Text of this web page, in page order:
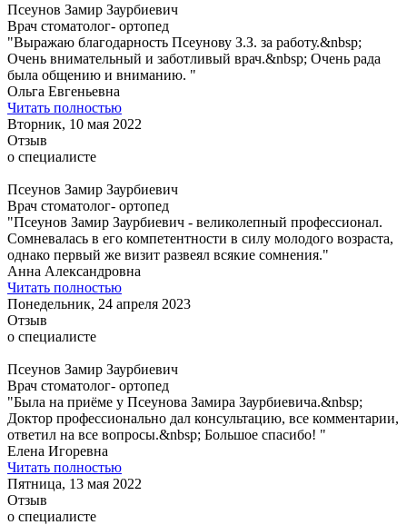
Псеунов Замир Заурбиевич
Врач стоматолог- ортопед
"Выражаю благодарность Псеунову З.З. за работу.&nbsp;
Очень внимательный и заботливый врач.&nbsp; Очень рада
была общению и вниманию. "
Ольга Евгеньевна
Читать полностью
Вторник, 10 мая 2022
Отзыв
о специалисте
Псеунов Замир Заурбиевич
Врач стоматолог- ортопед
"Псеунов Замир Заурбиевич - великолепный профессионал.
Сомневалась в его компетентности в силу молодого возраста,
однако первый же визит развеял всякие сомнения."
Анна Александровна
Читать полностью
Понедельник, 24 апреля 2023
Отзыв
о специалисте
Псеунов Замир Заурбиевич
Врач стоматолог- ортопед
"Была на приёме у Псеунова Замира Заурбиевича.&nbsp;
Доктор профессионально дал консультацию, все комментарии,
ответил на все вопросы.&nbsp; Большое спасибо! "
Елена Игоревна
Читать полностью
Пятница, 13 мая 2022
Отзыв
о специалисте